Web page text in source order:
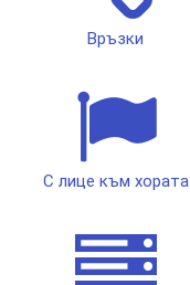
Връзки
С лице към хората